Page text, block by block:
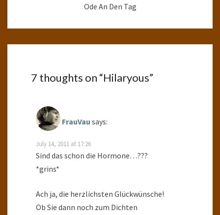
Ode An Den Tag
7 thoughts on “Hilaryous”
FrauVau says:
July 14, 2011 at 17:26
Sind das schon die Hormone…???
*grins*
Ach ja, die herzlichsten Glückwünsche!
Ob Sie dann noch zum Dichten